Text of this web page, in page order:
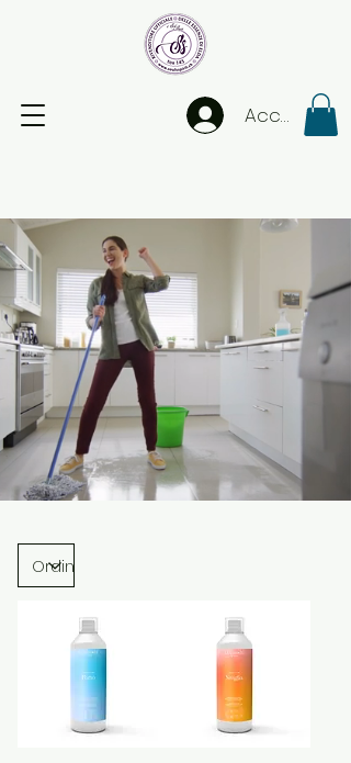
Accedi